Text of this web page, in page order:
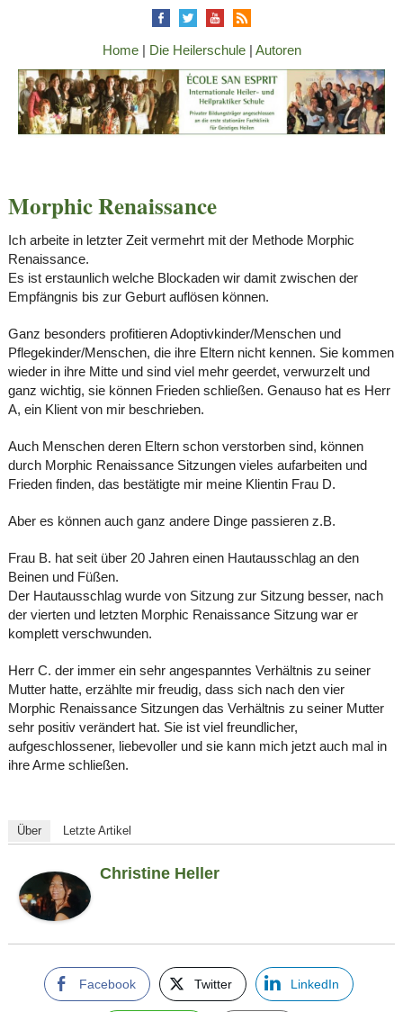
Home| Die Heilerschule| Autoren
Morphic Renaissance
Ich arbeite in letzter Zeit vermehrt mit der Methode Morphic
Renaissance.
Es ist erstaunlich welche Blockaden wir damit zwischen der
Empfängnis bis zur Geburt auflösen können.
Ganz besonders profitieren Adoptivkinder/Menschen und
Pflegekinder/Menschen, die ihre Eltern nicht kennen. Sie kommen
wieder in ihre Mitte und sind viel mehr geerdet, verwurzelt und
ganz wichtig, sie können Frieden schließen. Genauso hat es Herr
A, ein Klient von mir beschrieben.
Auch Menschen deren Eltern schon verstorben sind, können
durch Morphic Renaissance Sitzungen vieles aufarbeiten und
Frieden finden, das bestätigte mir meine Klientin Frau D.
Aber es können auch ganz andere Dinge passieren z.B.
Frau B. hat seit über 20 Jahren einen Hautausschlag an den
Beinen und Füßen.
Der Hautausschlag wurde von Sitzung zur Sitzung besser, nach
der vierten und letzten Morphic Renaissance Sitzung war er
komplett verschwunden.
Herr C. der immer ein sehr angespanntes Verhältnis zu seiner
Mutter hatte, erzählte mir freudig, dass sich nach den vier
Morphic Renaissance Sitzungen das Verhältnis zu seiner Mutter
sehr positiv verändert hat. Sie ist viel freundlicher,
aufgeschlossener, liebevoller und sie kann mich jetzt auch mal in
ihre Arme schließen.
Über Letzte Artikel
Christine Heller
Facebook Twitter LinkedIn